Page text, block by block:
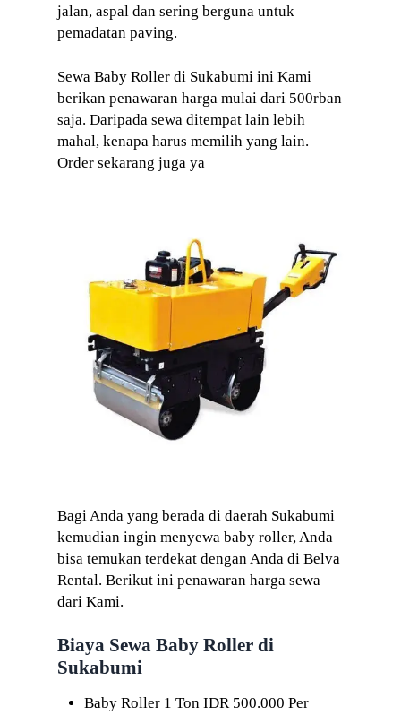
jalan, aspal dan sering berguna untuk
pemadatan paving.
Sewa Baby Roller di Sukabumi ini Kami
berikan penawaran harga mulai dari 500rban
saja. Daripada sewa ditempat lain lebih
mahal, kenapa harus memilih yang lain.
Order sekarang juga ya
Bagi Anda yang berada di daerah Sukabumi
kemudian ingin menyewa baby roller, Anda
bisa temukan terdekat dengan Anda di Belva
Rental. Berikut ini penawaran harga sewa
dari Kami.
Biaya Sewa Baby Roller di
Sukabumi
Baby Roller 1 Ton IDR 500.000 Per